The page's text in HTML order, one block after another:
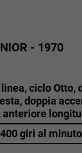
- 1970
ciclo Otto,
doppia
anteriore
giri al minuto